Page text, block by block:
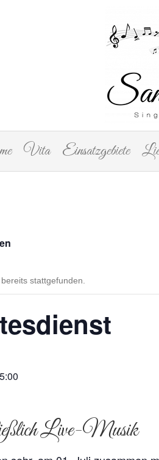
Vita Einsatzgebiete
stattgefunden.
Live-Musik